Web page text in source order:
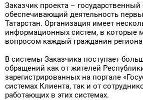
ICL Инженерный центр
Заказчик проекта – государственный
обеспечивающий деятельность
Татарстан. Организация имеет
информационных систем, в которые
вопросом каждый гражданин
В системы Заказчика поступает
обращений как от жителей
зарегистрированных на портале
системах Клиента, так и от
работающих в этих системах.